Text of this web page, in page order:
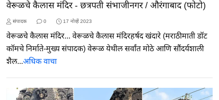
वेरूळचे कैलास मंदिर - छत्रपती संभाजीनगर / औरंगाबाद (फोटो)
संपादक 0 17 नोव्हें 2023
वेरूळचे कैलास मंदिर... वेरूळचे कैलास मंदिरहर्षद खंदारे (मराठीमाती डॉट
कॉमचे निर्माते-मुख्य संपादक) वेरूळ येथील सर्वांत मोठे आणि सौंदर्यशाली
शैल...अधिक वाचा